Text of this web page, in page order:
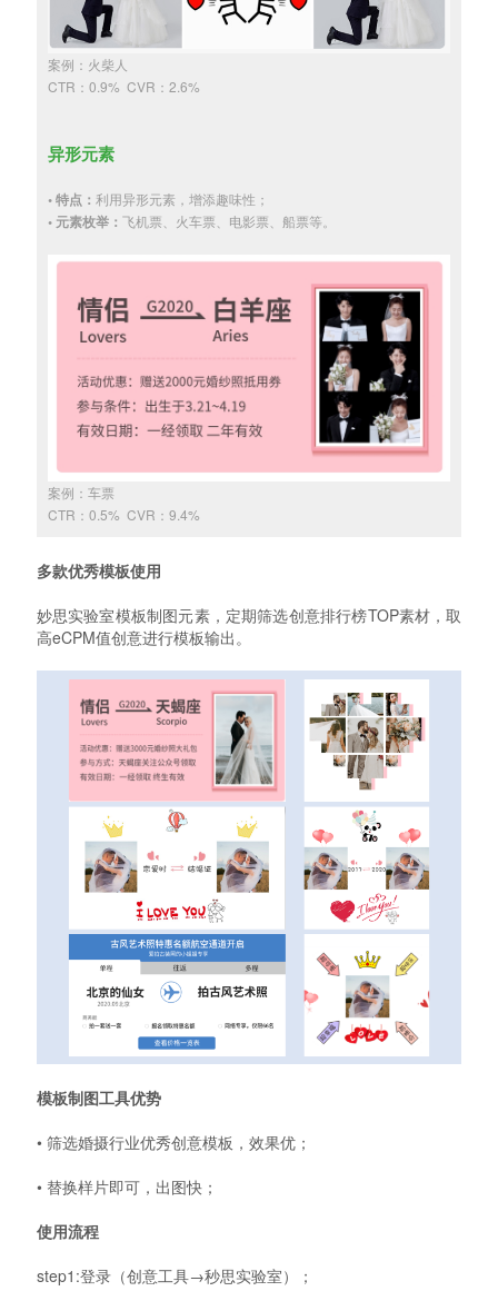
案例：火柴人
CTR：0.9% CVR：2.6%
异形元素
• 特点： 利用异形元素，增添趣味性；
• 元素枚举： 飞机票、火车票、电影票、船票等。
案例：车票
CTR：0.5% CVR：9.4%
多款优秀模板使用
妙思实验室模板制图元素，定期筛选创意排行榜TOP素材，取
高eCPM值创意进行模板输出。
模板制图工具优势
• 筛选婚摄行业优秀创意模板，效果优；
• 替换样片即可，出图快；
使用流程
step1:登录（创意工具→秒思实验室）；